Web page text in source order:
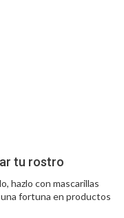
tu rostro
hazlo con mascarillas
fortuna en productos